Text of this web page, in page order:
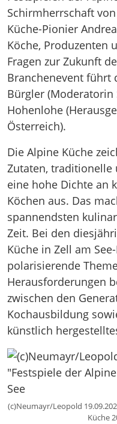
Schirmherrschaft
Küche-Pionier
Köche, Produzenten
Fragen zur Zukunft
Branchenevent führt
Bürgler (Moderatorin
Hohenlohe
Österreich).
Die Alpine Küche
Zutaten, traditionelle
eine hohe Dichte an
Köchen aus. Das
spannendsten
Zeit. Bei den
Küche in Zell am
polarisierende
Herausforderungen
zwischen den
Kochausbildung
künstlich
(c)Neumayr/Leopold
Küche